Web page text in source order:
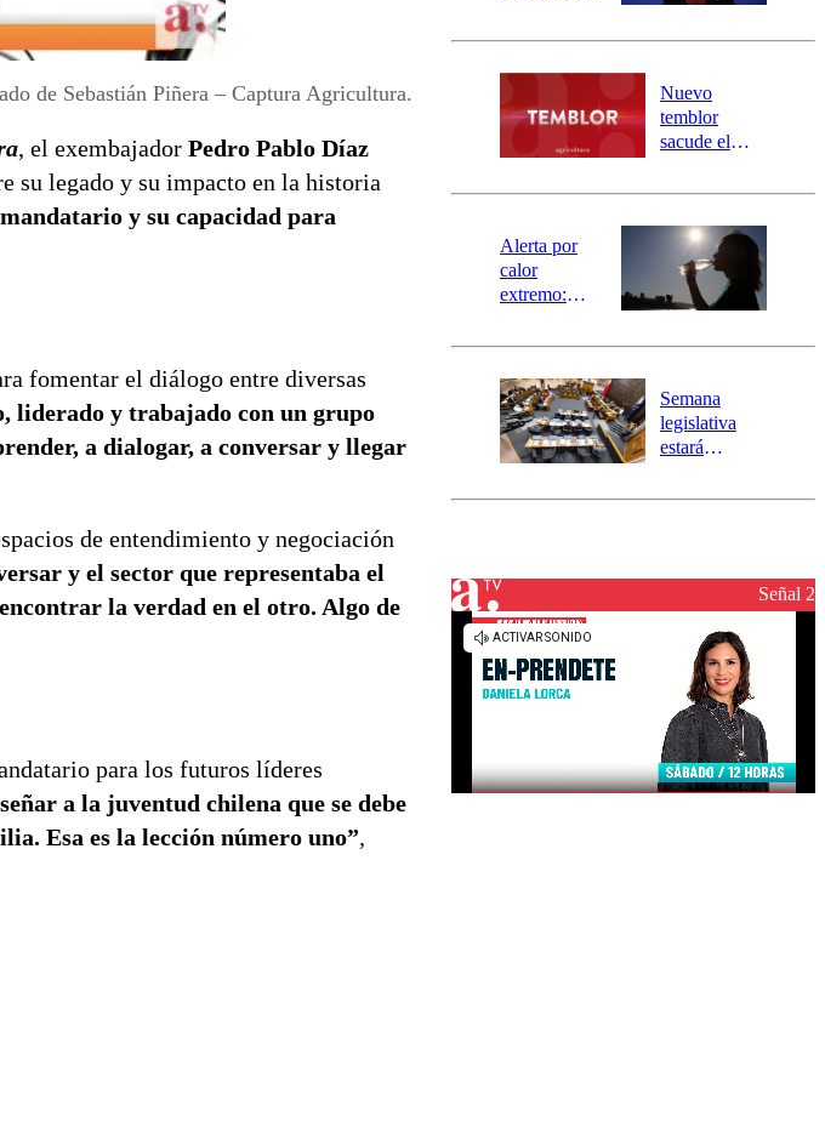
de Sebastián Piñera – Captura Agricultura.
, el exembajador Pedro Pablo Díaz
su legado y su impacto en la historia
y su capacidad para
fomentar el diálogo entre diversas
liderado y trabajado con un grupo
a dialogar, a conversar y llegar
de entendimiento y negociación
y el sector que representaba el
la verdad en el otro. Algo de
para los futuros líderes
a la juventud chilena que se debe
Esa es la lección número uno”,
Carahue por
río Damas:
activa
mensajería
SAE
Nuevo
temblor
sacude el
revisa la
epicentro
Alerta por
calor
extremo:
activa Alerta
Preventiva en
tres comunas
Semana
legislativa
estará
el fin de la
reconstrucciónSeñal 2